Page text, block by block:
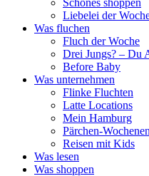
Schönes shoppen
Liebelei der
Was fluchen
Fluch der Woche
Drei Jungs? – Du
Before Baby
Was unternehmen
Flinke Fluchten
Latte Locations
Mein Hamburg
Pärchen-
Reisen mit Kids
Was lesen
Was shoppen